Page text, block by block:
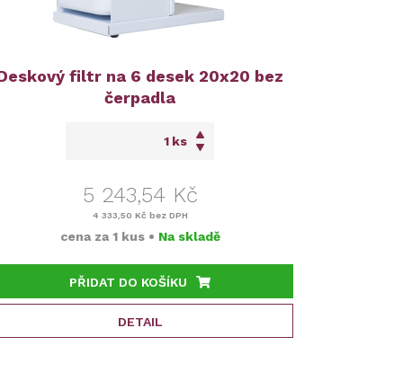
filtr na 6 desek 20x20 bez
čerpadla
ks
5 243,54 Kč
4 333,50 Kč bez DPH
cena za 1 kus • Na skladě
PŘIDAT DO KOŠÍKU
DETAIL